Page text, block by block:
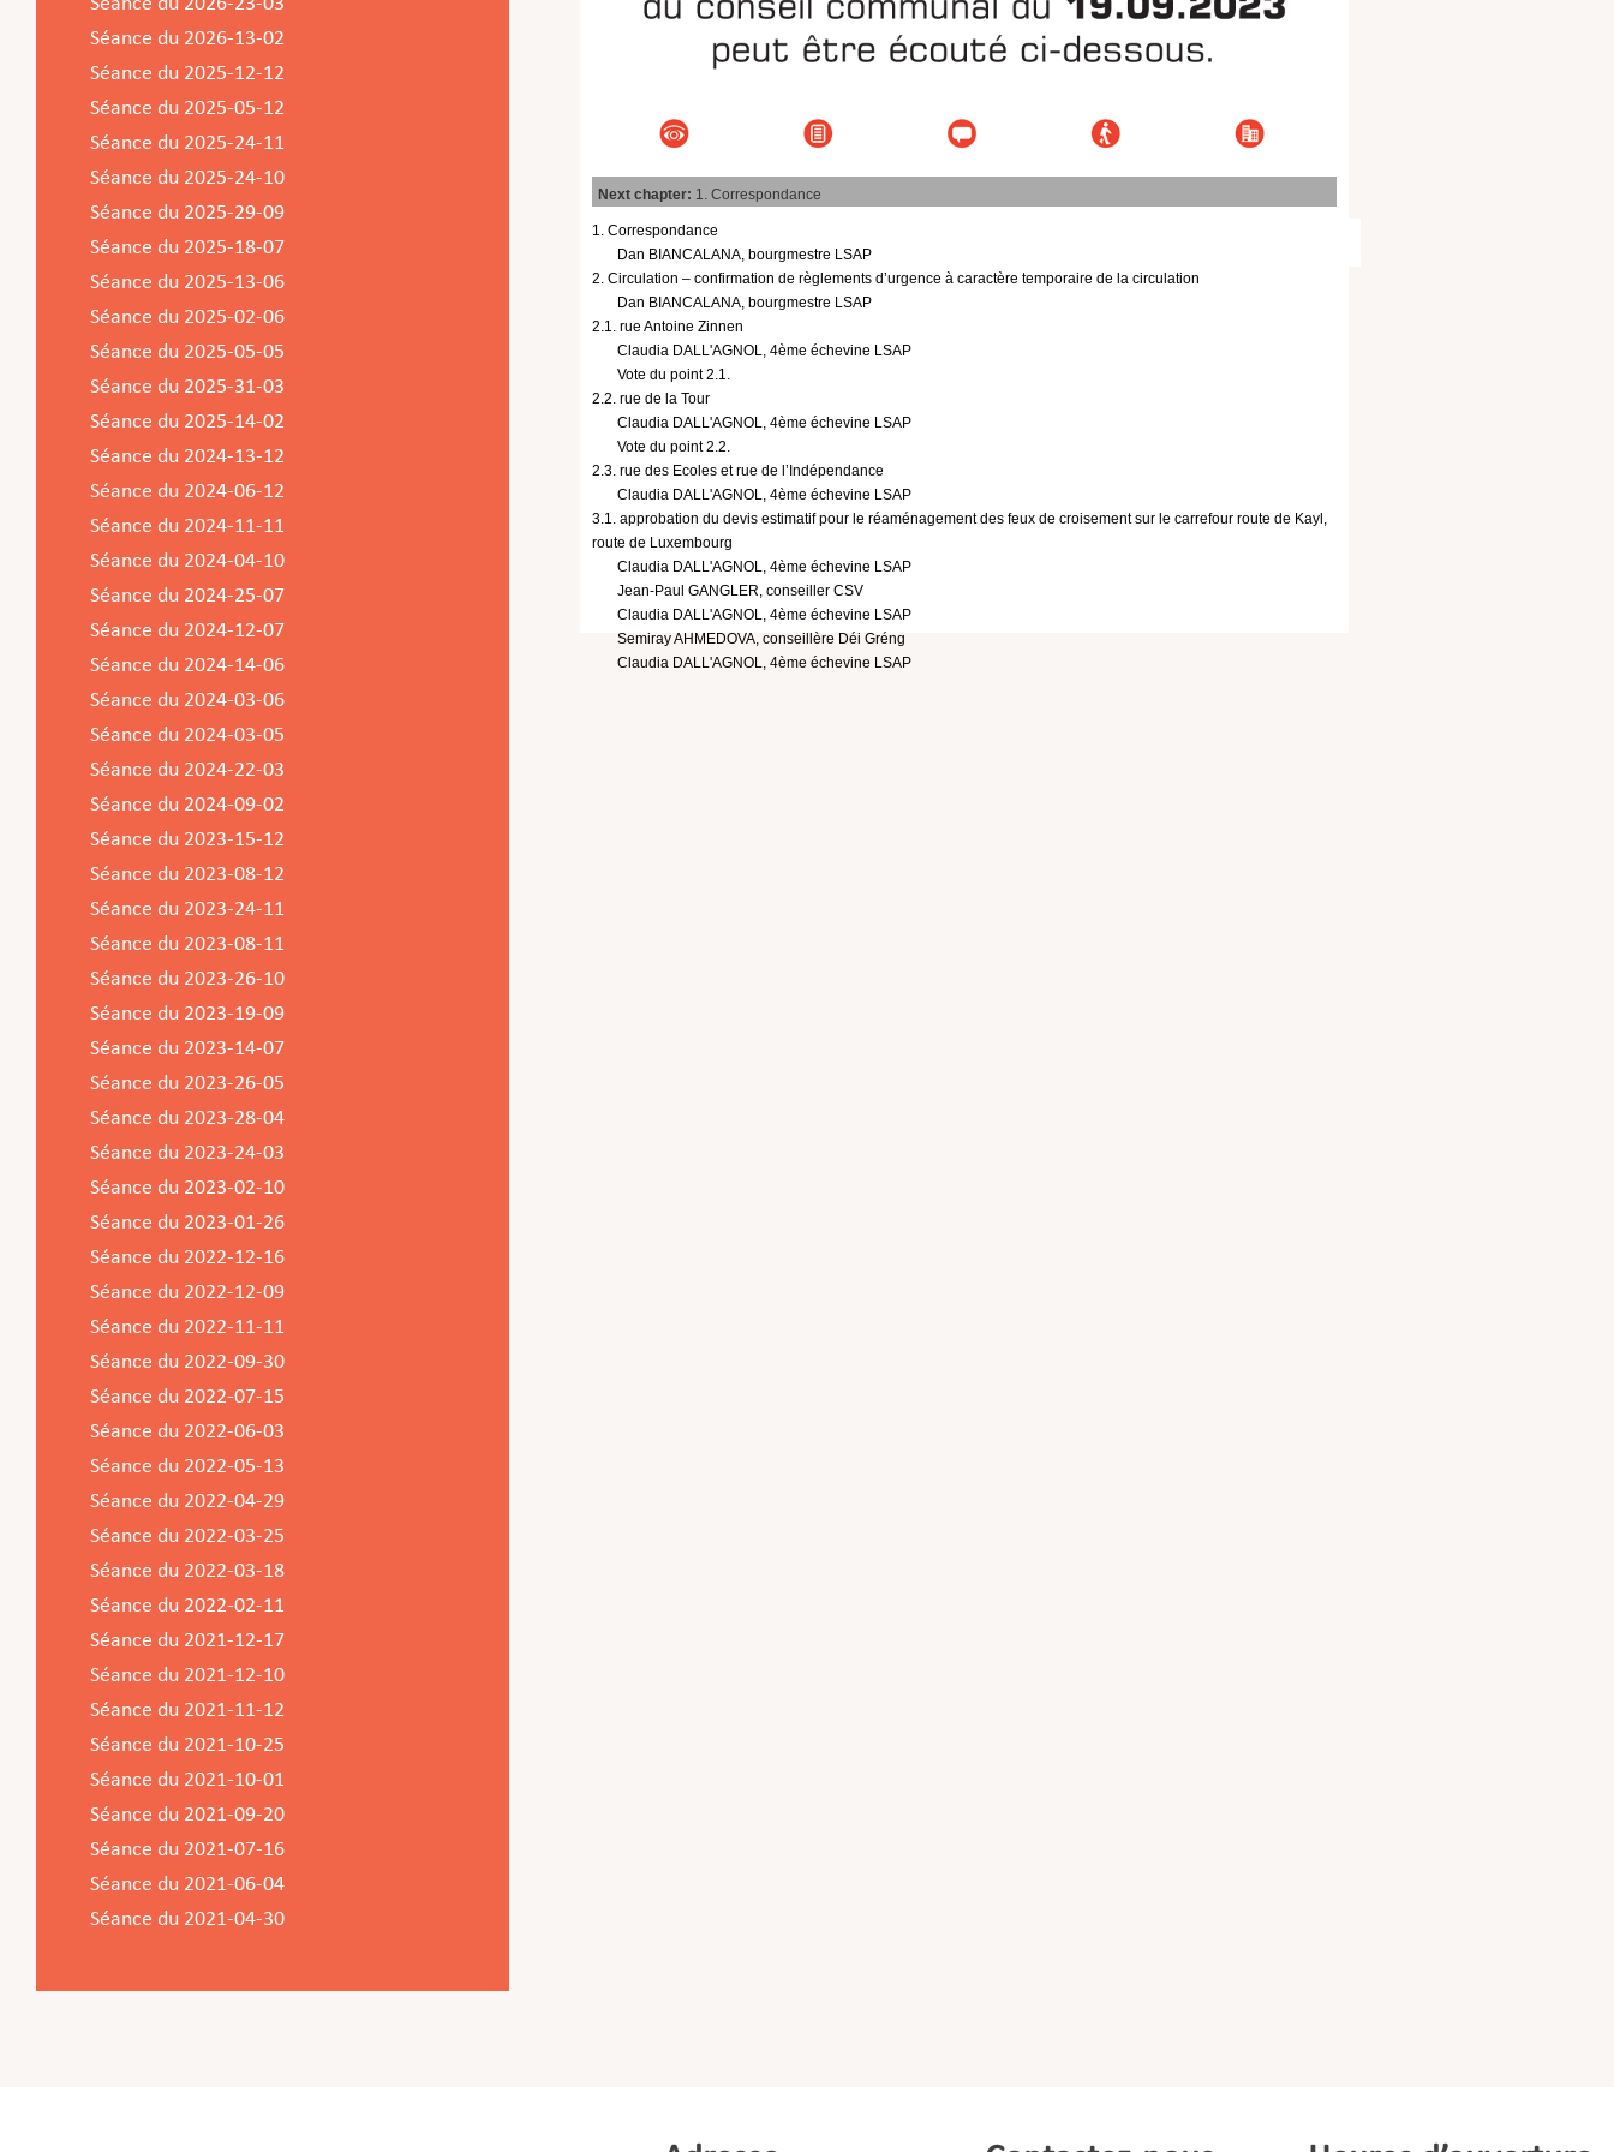
Séance du 2026-13-02
Séance du 2025-12-12
Séance du 2025-05-12
Séance du 2025-24-11
Séance du 2025-24-10
Séance du 2025-29-09
Séance du 2025-18-07
Séance du 2025-13-06
Séance du 2025-02-06
Séance du 2025-05-05
Séance du 2025-31-03
Séance du 2025-14-02
Séance du 2024-13-12
Séance du 2024-06-12
Séance du 2024-11-11
Séance du 2024-04-10
Séance du 2024-25-07
Séance du 2024-12-07
Séance du 2024-14-06
Séance du 2024-03-06
Séance du 2024-03-05
Séance du 2024-22-03
Séance du 2024-09-02
Séance du 2023-15-12
Séance du 2023-08-12
Séance du 2023-24-11
Séance du 2023-08-11
Séance du 2023-26-10
Séance du 2023-19-09
Séance du 2023-14-07
Séance du 2023-26-05
Séance du 2023-28-04
Séance du 2023-24-03
Séance du 2023-02-10
Séance du 2023-01-26
Séance du 2022-12-16
Séance du 2022-12-09
Séance du 2022-11-11
Séance du 2022-09-30
Séance du 2022-07-15
Séance du 2022-06-03
Séance du 2022-05-13
Séance du 2022-04-29
Séance du 2022-03-25
Séance du 2022-03-18
Séance du 2022-02-11
Séance du 2021-12-17
Séance du 2021-12-10
Séance du 2021-11-12
Séance du 2021-10-25
Séance du 2021-10-01
Séance du 2021-09-20
Séance du 2021-07-16
Séance du 2021-06-04
Séance du 2021-04-30